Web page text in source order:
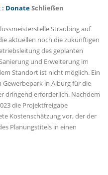
: DonateSchließen
Straubing auf
aktuellen noch die zukünftigen
des geplanten
und Erweiterung im
Standort ist nicht möglich. Ein
in Alburg für die
dringend erforderlich. Nachdem
die Projektfreigabe
Kostenschätzung vor, der der
Planungstitels in einen